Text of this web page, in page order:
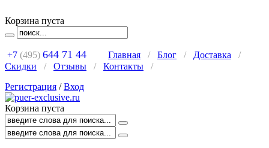
Корзина пуста
+7 (495) 644 71 44 Главная / Блог / Доставка
/
Скидки
/ Отзывы / Контакты
/
Регистрация /Вход
Корзина пуста